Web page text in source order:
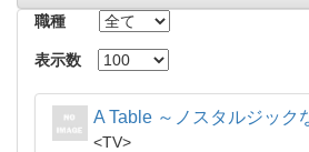
職種
表示数
A Table ～ノスタルジック
TV